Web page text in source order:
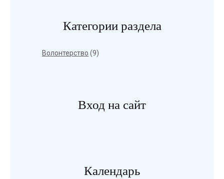
Категории раздела
Волонтерство (9)
Вход на сайт
Календарь